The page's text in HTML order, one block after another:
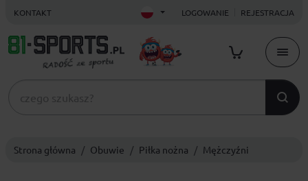
KONTAKT LOGOWANIE REJESTRACJA
Strona główna Obuwie Piłka nożna Mężczyźni